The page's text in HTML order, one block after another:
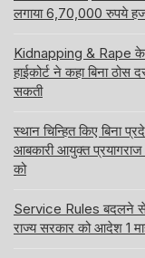
लगाया 6,70,000 रुपये
Kidnapping & Rape के
हाईकोर्ट ने कहा बिना
सकती
स्थान चिन्हित किए
आबकारी आयुक्त प्रयागराज
को
Service Rules बदलने से
राज्य सरकार को आदेश 1